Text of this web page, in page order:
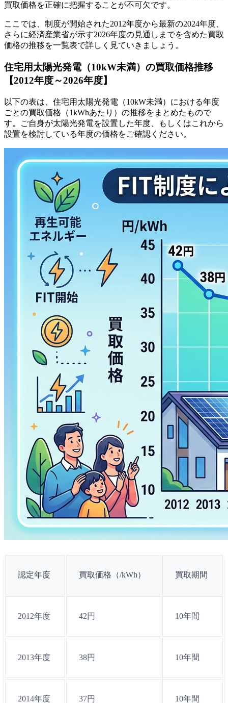
買取価格を正確に把握することが不可欠です。
ここでは、制度が開始された2012年度から最新の2024年度、
さらに経済産業省が示す2026年度の見通しまでを含めた買取
価格の推移を一覧表で詳しく見ていきましょう。
住宅用太陽光発電（10kW未満）の買取価格推移
【2012年度～2026年度】
以下の表は、住宅用太陽光発電（10kW未満）における年度
ごとの買取価格（1kWhあたり）の推移をまとめたもので
す。ご自身が太陽光発電を設置した年度、もしくはこれから
設置を検討している年度の価格をご確認ください。
認定年度 買取価格（/kWh） 買取期間
2012年度 42円 10年間
2013年度 38円 10年間
2014年度 37円 10年間